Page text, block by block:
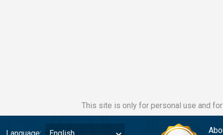
This site is only for personal use and